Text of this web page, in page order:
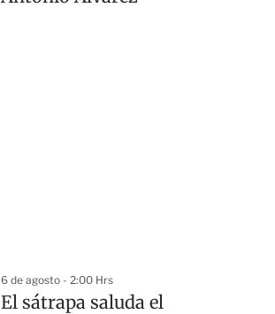
6 de agosto - 2:00 Hrs
El sátrapa saluda el